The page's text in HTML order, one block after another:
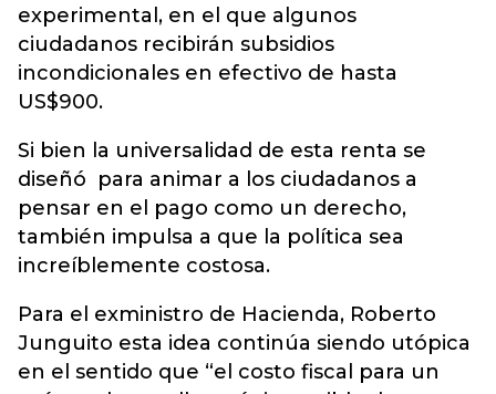
experimental, en el que algunos
ciudadanos recibirán subsidios
incondicionales en efectivo de hasta
US$900.
Si bien la universalidad de esta renta se
diseñó para animar a los ciudadanos a
pensar en el pago como un derecho,
también impulsa a que la política sea
increíblemente costosa.
Para el exministro de Hacienda, Roberto
Junguito esta idea continúa siendo utópica
en el sentido que “el costo fiscal para un